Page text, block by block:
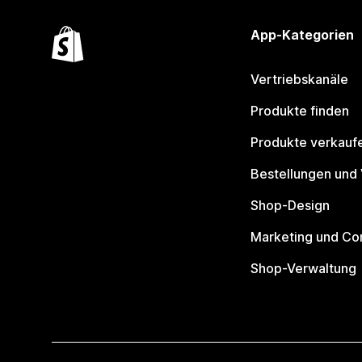
App-Kategorien
Vertriebskanäle
Produkte finden
Produkte
Bestellungen und
Shop-Design
Marketing und
Shop-Verwaltung